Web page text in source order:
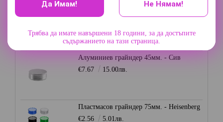
Грайндер 3 части - Champ High
Алуминиев грайндер 45мм. - Сив
€7.67
15.00лв.
Пластмасов грайндер 75мм. - Heisenberg
€2.56
5.01лв.
Да Имам! Не Нямам!
Трябва да имате навършени 18 години, за да достъпите
съдържанието на тази страница.